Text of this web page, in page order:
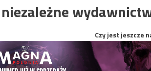
Czy jest jeszcze